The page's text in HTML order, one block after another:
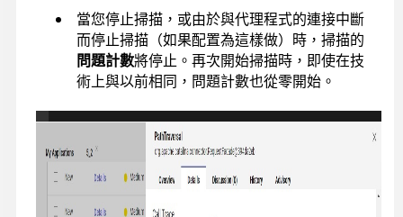
當您停止掃描，或由於與代理程式的連接中斷
而停止掃描（如果配置為這樣做）時，掃描的
問題計數將停止。再次開始掃描時，即使在技
術上與以前相同，問題計數也從零開始。